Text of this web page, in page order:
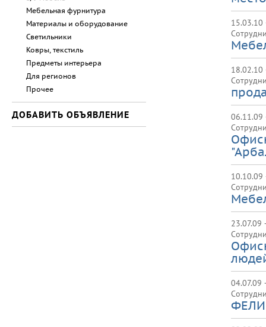
06.11.09
10.10.09
23.07.09
04.07.09
Мебельная фурнитура
Материалы и оборудование
Светильники
Ковры, текстиль
Предметы интерьера
Для регионов
Прочее
ДОБАВИТЬ ОБЪЯВЛЕНИЕ